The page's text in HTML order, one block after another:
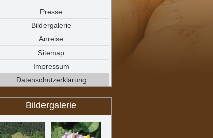
Presse
Bildergalerie
Anreise
Sitemap
Impressum
Datenschutzerklärung
Bildergalerie